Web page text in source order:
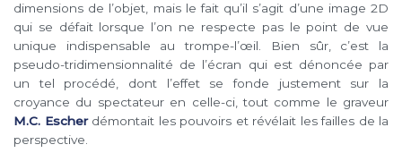
dimensions de l’objet, mais le fait qu’il s’agit d’une image 2D
qui se défait lorsque l’on ne respecte pas le point de vue
unique indispensable au trompe-l’œil. Bien sûr, c’est la
pseudo-tridimensionnalité de l’écran qui est dénoncée par
un tel procédé, dont l’effet se fonde justement sur la
croyance du spectateur en celle-ci, tout comme le graveur
M.C. Escherdémontait les pouvoirs et révélait les failles de la
perspective.